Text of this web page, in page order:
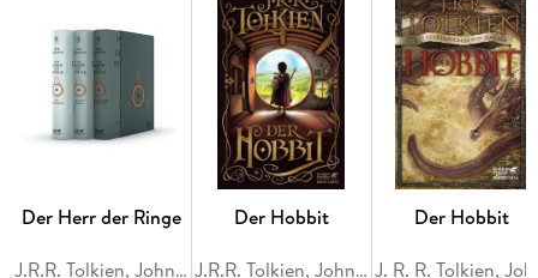
KAPITEL 1
Ein unerwartetes Fest SEITE 11
KAPITEL 2
Hammelbraten SEITE 52
KAPITEL 3
Drüber hin und unten durch SEITE 92
Rätsel im Dunkeln SEITE 111
Der Herr der Ringe
J.R.R. Tolkien, John R. R. Tolkien
Der Hobbit
J.R.R. Tolkien, John R. R. Tolkien
Der Hobbit